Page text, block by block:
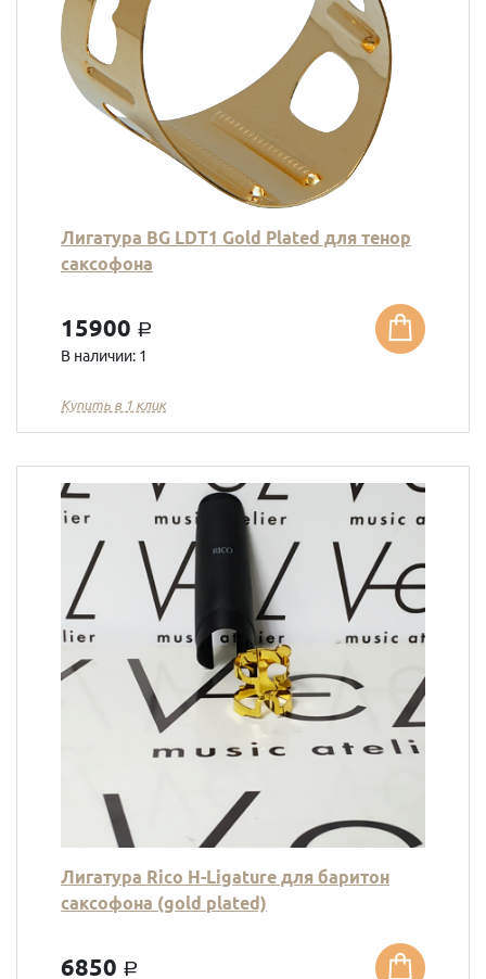
Лигатура BG LDT1 Gold Plated для тенор
саксофона
15900 a
В наличии: 1
Купить в 1 клик
Лигатура Rico H-Ligature для баритон
саксофона (gold plated)
6850 a